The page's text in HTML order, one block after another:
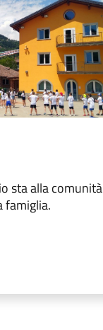
sta alla comunità
famiglia.